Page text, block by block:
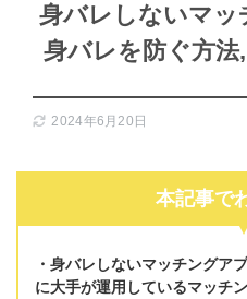
身バレしないマッ
身バレを防ぐ方
2024年6月20日
本記事で
身バレしないマッチングア
に大手が運用しているマッチ